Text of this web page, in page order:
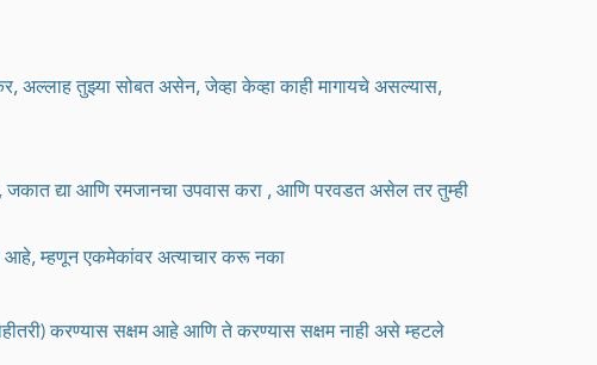
अल्लाह तुझ्या सोबत असेन, जेव्हा केव्हा काही मागायचे असल्यास,
जकात द्या आणि रमजानचा उपवास करा , आणि परवडत असेल तर तुम्ही
आहे, म्हणून एकमेकांवर अत्याचार करू नका
करण्यास सक्षम आहे आणि ते करण्यास सक्षम नाही असे म्हटले